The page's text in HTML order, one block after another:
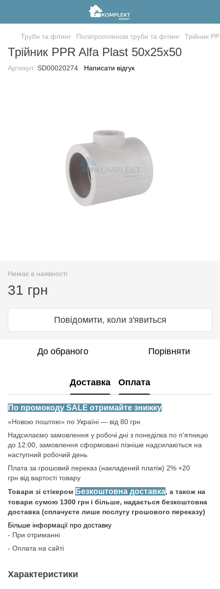
Труби та фітинг Поліпропіленові труби та фітинг Трійник
Трійник PPR Alfa Plast 50х25х50
Артикул: SD00020274 Написати відгук
Немає в наявності
31 грн
Повідомити, коли з'явиться
До обраного Порівняти
Доставка Оплата
По промокоду SALE отримайте знижку
«Новою поштою» по Україні — від 80 грн
Надсилаємо замовлення у робочі дні з понеділка по п'ятницю
до 12:00, замовлення сформовані пізніше надсилаються на
наступний робочий день
Плата за грошовий переказ (накладений платіж) 2% +20
грн від вартості товару
Товари зі стікером Безкоштовна доставка, а також на
товари сумою 1300 грн і більше, надається безкоштовна
доставка (сплачуєте лише послугу грошового переказу)
Більше інформації про доставку
- При отриманні
- Оплата на сайті
Характеристики